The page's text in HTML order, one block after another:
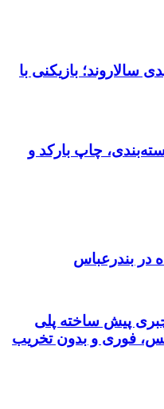
سالاروند؛ بازیکنی با
چاپ بارکد و
در بندرعباس
پیش ساخته پلی
فوری و بدون تخریب